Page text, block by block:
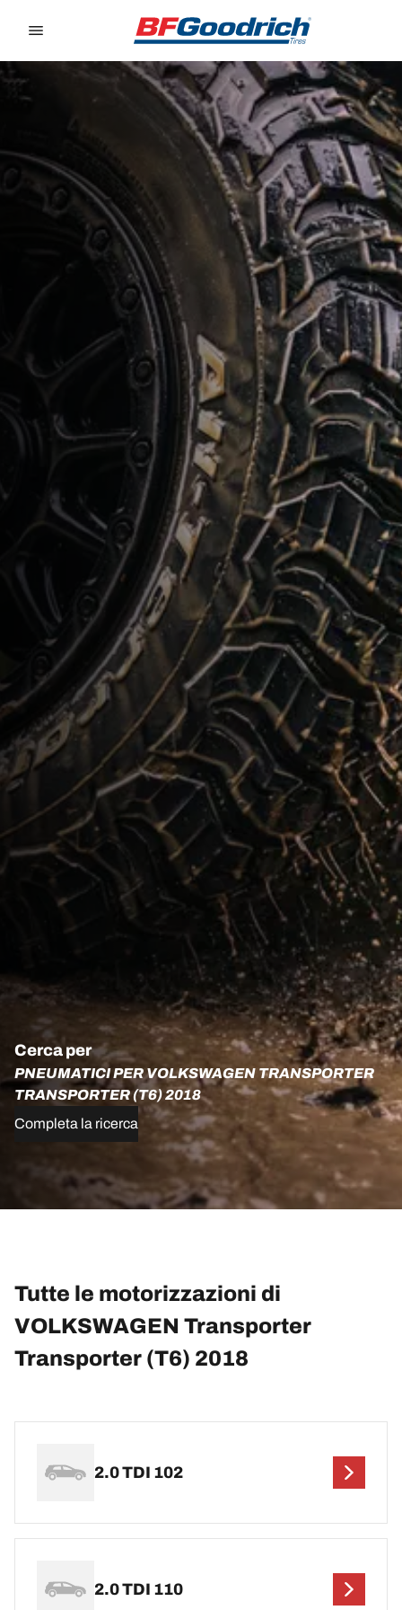
Cerca per
PNEUMATICI PER VOLKSWAGEN TRANSPORTER
TRANSPORTER (T6) 2018
Completa la ricerca
Tutte le motorizzazioni di
VOLKSWAGEN Transporter
Transporter (T6) 2018
2.0 TDI 102
2.0 TDI 110